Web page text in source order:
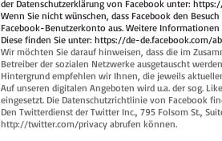
der Datenschutzerklärung von Facebook unter:
Wenn Sie nicht wünschen, dass Facebook den
Facebook-Benutzerkonto aus. Weitere
Diese finden Sie unter: https://de-de.facebook.com/
Wir möchten Sie darauf hinweisen, dass die im
Betreiber der sozialen Netzwerke ausgetauscht
Hintergrund empfehlen wir Ihnen, die jeweils
Auf unseren digitalen Angeboten wird u.a. der sog.
eingesetzt. Die Datenschutzrichtlinie von Facebook
Den Twitterdienst der Twitter Inc., 795 Folsom St.,
http://twitter.com/privacy abrufen können.